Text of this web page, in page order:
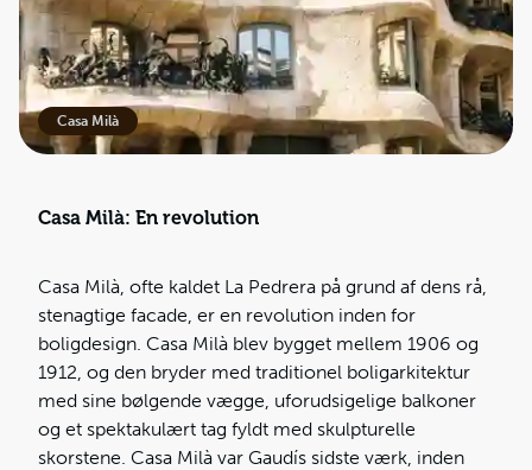
Casa Milà
Casa Milà: En revolution
Casa Milà, ofte kaldet La Pedrera på grund af dens rå,
stenagtige facade, er en revolution inden for
boligdesign. Casa Milà blev bygget mellem 1906 og
1912, og den bryder med traditionel boligarkitektur
med sine bølgende vægge, uforudsigelige balkoner
og et spektakulært tag fyldt med skulpturelle
skorstene. Casa Milà var Gaudís sidste værk, inden